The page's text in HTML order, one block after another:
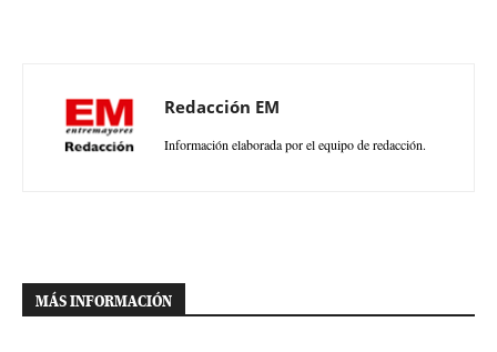
Redacción EM
Información elaborada por el equipo de redacción.
MÁS INFORMACIÓN